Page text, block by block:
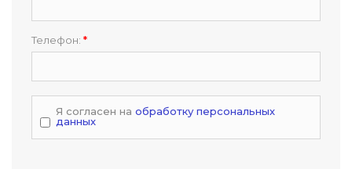
Телефон: *
Я согласен на обработку персональных
данных